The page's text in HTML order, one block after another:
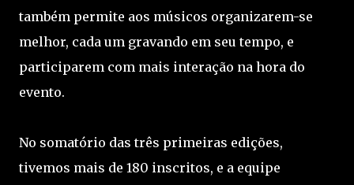
também permite aos músicos organizarem-se
melhor, cada um gravando em seu tempo, e
participarem com mais interação na hora do
evento.
No somatório das três primeiras edições,
tivemos mais de 180 inscritos, e a equipe